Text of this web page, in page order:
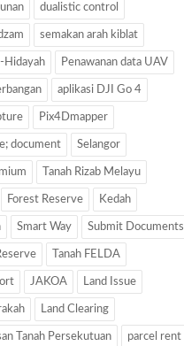
dualistic control
semakan arah kiblat
Hidayah Penawanan data UAV
aplikasi DJI Go 4
Pix4Dmapper
document Selangor
Tanah Rizab Melayu
Forest Reserve Kedah
Smart Way Submit Documents
Tanah FELDA
JAKOA Land Issue
Land Clearing
Tanah Persekutuan parcel rent